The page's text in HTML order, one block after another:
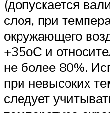
(допускается
слоя, при
окружающего
+35оС и
не более 80%.
при невысоких
следует